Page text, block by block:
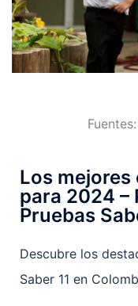
Los
para 2024 –
Pruebas
Descubre los
Saber 11 en